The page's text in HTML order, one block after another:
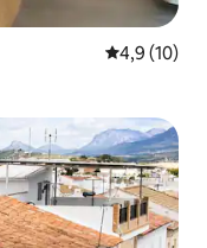
Prosječna
4,9 (10)